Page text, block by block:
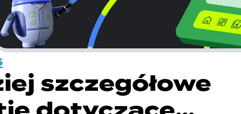
szczegółowe